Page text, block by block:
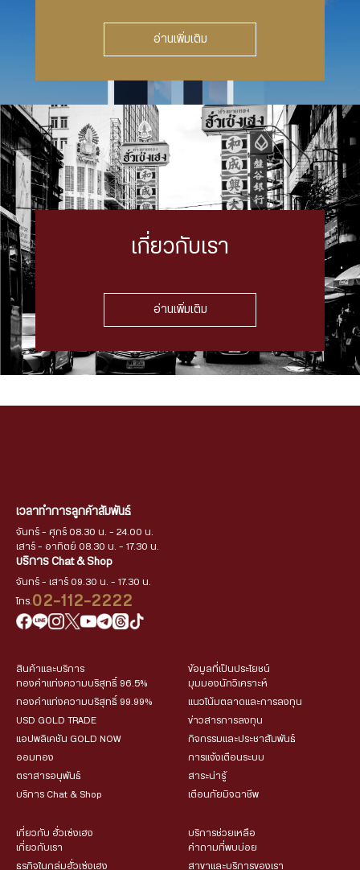
อ่านเพิ่มเติม
เกี่ยวกับเรา
อ่านเพิ่มเติม
เวลาทำการลูกค้าสัมพันธ์
จันทร์ - ศุกร์ 08.30 น. - 24.00 น.
เสาร์ - อาทิตย์ 08.30 น. - 17.30 น.
บริการ Chat & Shop
จันทร์ - เสาร์ 09.30 น. - 17.30 น.
โทร. 02-112-2222
สินค้าและบริการ
ทองคำแท่งความบริสุทธิ์ 96.5%
ทองคำแท่งความบริสุทธิ์ 99.99%
USD GOLD TRADE
แอปพลิเคชัน GOLD NOW
ออมทอง
ตราสารอนุพันธ์
บริการ Chat & Shop
ข้อมูลที่เป็นประโยชน์
มุมมองนักวิเคราะห์
แนวโน้มตลาดและการลงทุน
ข่าวสารการลงทุน
กิจกรรมและประชาสัมพันธ์
การแจ้งเตือนระบบ
สาระน่ารู้
เตือนภัยมิจฉาชีพ
เกี่ยวกับ ฮั่วเซ่งเฮง
เกี่ยวกับเรา
ธุรกิจในกลุ่มฮั่วเซ่งเฮง
บริการช่วยเหลือ
คำถามที่พบบ่อย
สาขาและบริการของเรา